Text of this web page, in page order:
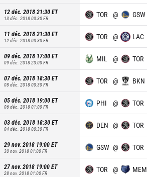
12 déc. 2018 21:30ET
13 déc. 2018 03:30FR TOR @ GSW
11 déc. 2018 21:30ET
12 déc. 2018 03:30FR TOR @ LAC
09 déc. 2018 17:00ET
09 déc. 2018 23:00FR MIL @ TOR
07 déc. 2018 18:30ET
08 déc. 2018 00:30FR TOR @ BKN
05 déc. 2018 19:00ET
06 déc. 2018 01:00FR PHI @ TOR
03 déc. 2018 18:30ET
04 déc. 2018 00:30FR DEN @ TOR
29 nov. 2018 19:00ET
30 nov. 2018 01:00FR GSW @ TOR
27 nov. 2018 19:00ET
28 nov. 2018 01:00FR TOR @ MEM